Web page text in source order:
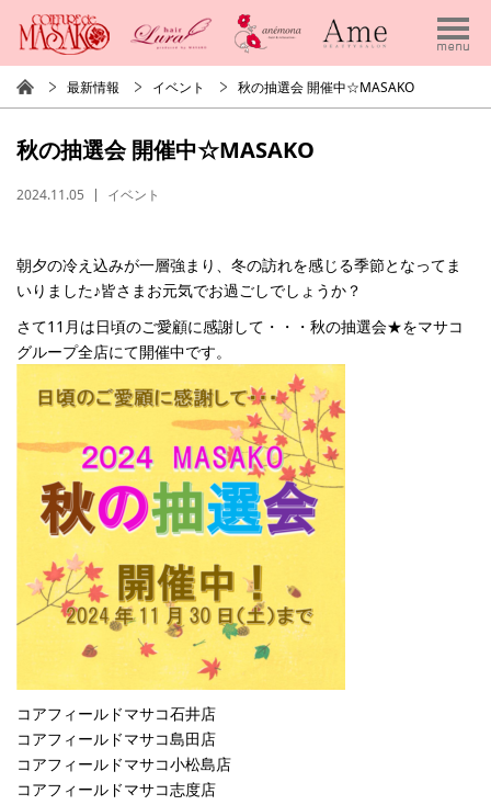
最新情報 イベント 秋の抽選会 開催中☆MASAKO
秋の抽選会 開催中☆MASAKO
2024.11.05 イベント
朝夕の冷え込みが一層強まり、冬の訪れを感じる季節となってま
いりました♪皆さまお元気でお過ごしでしょうか？
さて11月は日頃のご愛顧に感謝して・・・秋の抽選会★をマサコ
グループ全店にて開催中です。
コアフィールドマサコ石井店
コアフィールドマサコ島田店
コアフィールドマサコ小松島店
コアフィールドマサコ志度店